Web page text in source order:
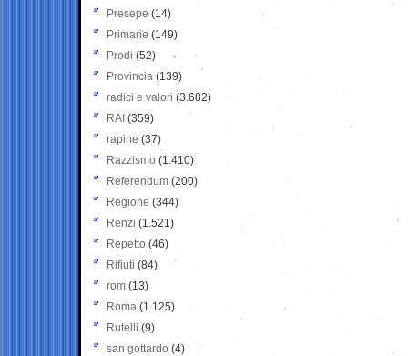
Presepe (14)
Primarie (149)
Prodi (52)
Provincia (139)
radici e valori (3.682)
RAI (359)
rapine (37)
Razzismo (1.410)
Referendum (200)
Regione (344)
Renzi (1.521)
Repetto (46)
Rifiuti (84)
rom (13)
Roma (1.125)
Rutelli (9)
san gottardo (4)